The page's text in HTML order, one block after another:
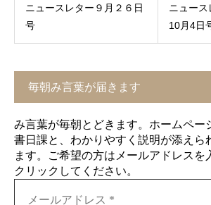
ニュースレター９月２６日
号
ニュース
10月4日
毎朝み言葉が届きます
み言葉が毎朝とどきます。ホームペー
書日課と、わかりやすく説明が添えら
ます。ご希望の方はメールアドレスを
クリックしてください。